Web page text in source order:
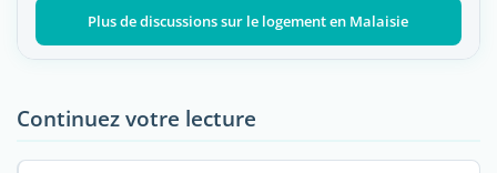
Plus de discussions sur le logement en Malaisie
Continuez votre lecture